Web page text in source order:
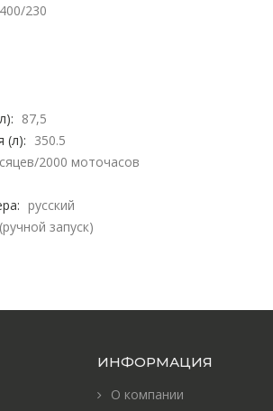
400/230
87,5
(л): 350.5
2000 моточасов
русский
запуск)
ИНФОРМАЦИЯ
О компании